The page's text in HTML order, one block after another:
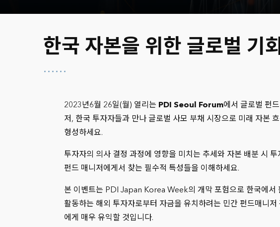
한국 자본을 위한 글로벌 기
2023년6월 26일(월) 열리는 PDI Seoul Forum에서 글로벌 펀드
저, 한국 투자자들과 만나 글로벌 사모 부채 시장으로 미래 자본
형성하세요.
투자자의 의사 결정 과정에 영향을 미치는 추세와 자본 배분 시 투
펀드 매니저에게서 찾는 필수적 특성들을 이해하세요.
본 이벤트는 PDI Japan Korea Week의 개막 포험으로 한국에서
활동하는 해외 투자자로부터 자금을 유치하려는 민간 펀드매니저
에게 매우 유익할 것입니다.